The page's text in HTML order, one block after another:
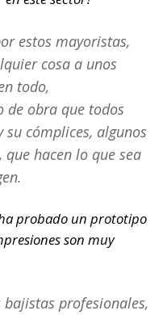
estos mayoristas,
cosa a unos
todo,
de obra que todos
cómplices, algunos
hacen lo que sea
probado un prototipo
son muy
profesionales,